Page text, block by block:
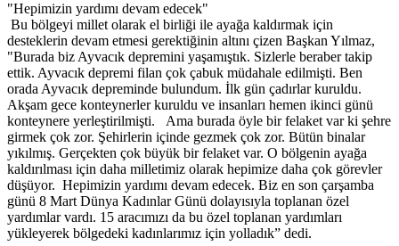
"Hepimizin yardımı devam edecek"
Bu bölgeyi millet olarak el birliği ile ayağa kaldırmak için
desteklerin devam etmesi gerektiğinin altını çizen Başkan Yılmaz,
"Burada biz Ayvacık depremini yaşamıştık. Sizlerle beraber takip
ettik. Ayvacık depremi filan çok çabuk müdahale edilmişti. Ben
orada Ayvacık depreminde bulundum. İlk gün çadırlar kuruldu.
Akşam gece konteynerler kuruldu ve insanları hemen ikinci günü
konteynere yerleştirilmişti. Ama burada öyle bir felaket var ki şehre
girmek çok zor. Şehirlerin içinde gezmek çok zor. Bütün binalar
yıkılmış. Gerçekten çok büyük bir felaket var. O bölgenin ayağa
kaldırılması için daha milletimiz olarak hepimize daha çok görevler
düşüyor. Hepimizin yardımı devam edecek. Biz en son çarşamba
günü 8 Mart Dünya Kadınlar Günü dolayısıyla toplanan özel
yardımlar vardı. 15 aracımızı da bu özel toplanan yardımları
yükleyerek bölgedeki kadınlarımız için yolladık” dedi.